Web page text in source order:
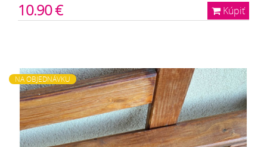
Kúpiť
10.90 €
NA OBJEDNÁVKU